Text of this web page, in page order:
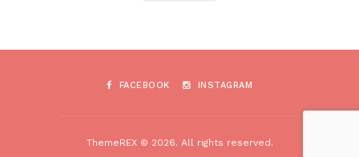
FACEBOOK INSTAGRAM
ThemeREX © 2026. All rights reserved.